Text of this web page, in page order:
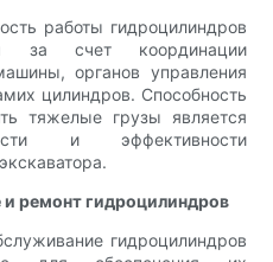
работы гидроцилиндров
за счет координации
органов управления
цилиндров. Способность
тяжелые грузы является
и эффективности
и ремонт гидроцилиндров
гидроцилиндров